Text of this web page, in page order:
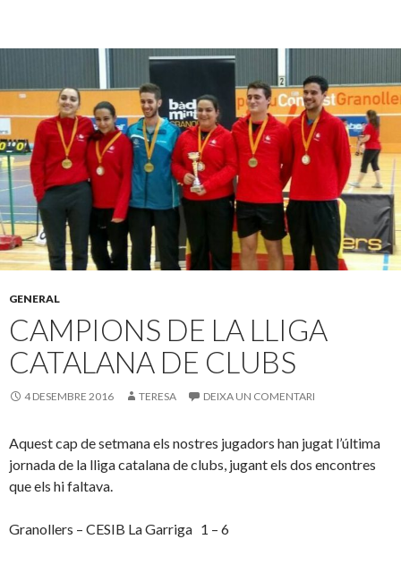
GENERAL
CAMPIONS DE LA LLIGA
CATALANA DE CLUBS
4 DESEMBRE 2016 TERESA DEIXA UN COMENTARI
Aquest cap de setmana els nostres jugadors han jugat l’última
jornada de la lliga catalana de clubs, jugant els dos encontres
que els hi faltava.
Granollers – CESIB La Garriga 1 – 6